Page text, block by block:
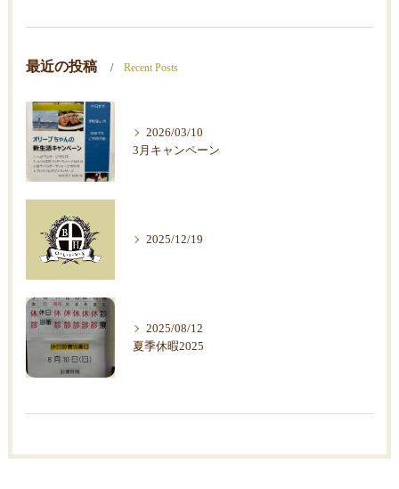
最近の投稿 Recent Posts
2026/03/10
3月キャンペーン
2025/12/19
2025/08/12
夏季休暇2025